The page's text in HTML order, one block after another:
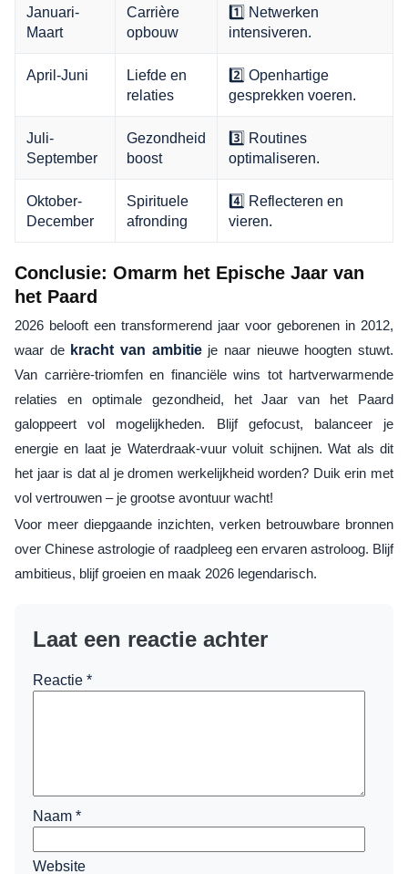
Januari-
Maart
Carrière
opbouw
1️⃣ Netwerken
intensiveren.
April-Juni
Liefde en
relaties
2️⃣ Openhartige
gesprekken voeren.
Juli-
September
Gezondheid
boost
3️⃣ Routines
optimaliseren.
Oktober-
December
Spirituele
afronding
4️⃣ Reflecteren en
vieren.
Conclusie: Omarm het Epische Jaar van
het Paard
2026 belooft een transformerend jaar voor geborenen in 2012,
waar de kracht van ambitieje naar nieuwe hoogten stuwt.
Van carrière-triomfen en financiële wins tot hartverwarmende
relaties en optimale gezondheid, het Jaar van het Paard
galoppeert vol mogelijkheden. Blijf gefocust, balanceer je
energie en laat je Waterdraak-vuur voluit schijnen. Wat als dit
het jaar is dat al je dromen werkelijkheid worden? Duik erin met
vol vertrouwen – je grootse avontuur wacht!
Voor meer diepgaande inzichten, verken betrouwbare bronnen
over Chinese astrologie of raadpleeg een ervaren astroloog. Blijf
ambitieus, blijf groeien en maak 2026 legendarisch.
Laat een reactie achter
Reactie *
Naam *
Website